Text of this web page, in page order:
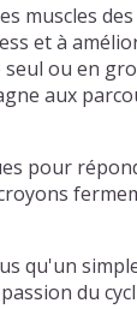
muscles des
et à
ou en
aux
pour
qu'un
du